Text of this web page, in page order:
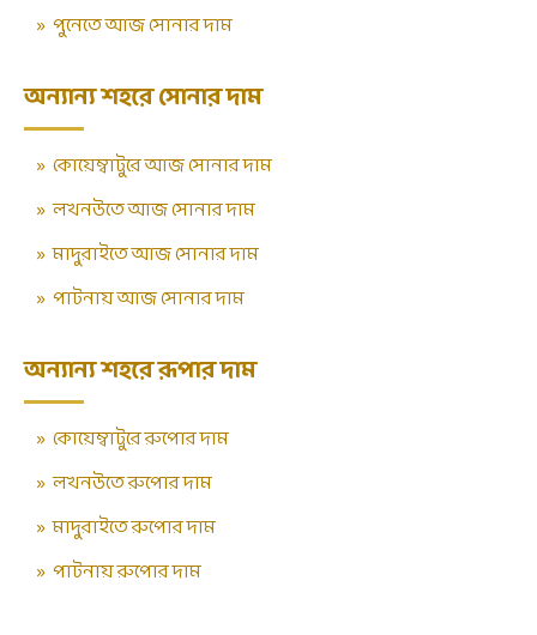
» পুনেতে আজ সোনার দাম
অন্যান্য শহরে সোনার দাম
» কোয়েম্বাটুরে আজ সোনার দাম
»লখনউতে আজ সোনার দাম
»মাদুরাইতে আজ সোনার দাম
» পাটনায় আজ সোনার দাম
অন্যান্য শহরে রূপার দাম
» কোয়েম্বাটুরে রুপোর দাম
»লখনউতে রুপোর দাম
»মাদুরাইতে রুপোর দাম
» পাটনায় রুপোর দাম